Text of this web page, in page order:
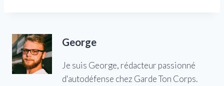
George
Je suis George, rédacteur passionné
d'autodéfense chez Garde Ton Corps.